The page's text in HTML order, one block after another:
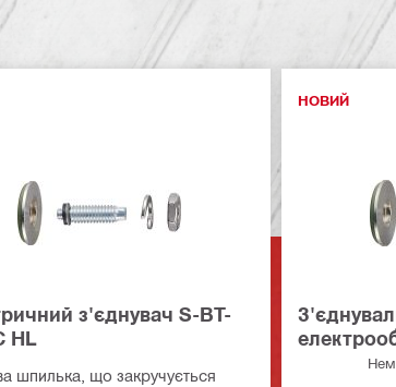
з'єднувач S-BT-
HL
шпилька, що закручується
НОВИЙ